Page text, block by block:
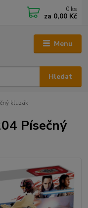
Menu
Hledat
0 ks
za 0,00 Kč
kluzák
Písečný